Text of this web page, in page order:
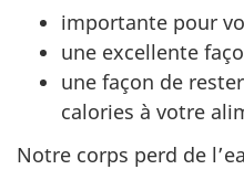
importante pour
une excellente
une façon de
calories à votre
Notre corps perd de